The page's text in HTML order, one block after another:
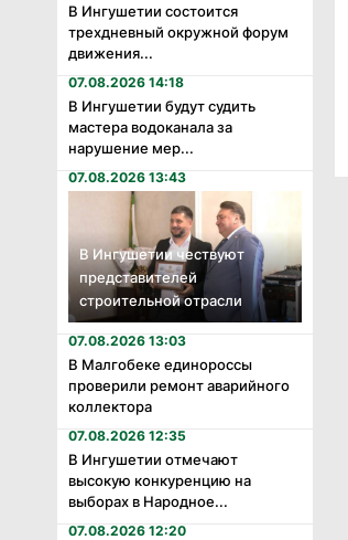
В Ингушетии состоится
трехдневный окружной форум
движения...
07.08.2026 14:18
В Ингушетии будут судить
мастера водоканала за
нарушение мер...
07.08.2026 13:43
В Ингушетии чествуют
представителей
строительной отрасли
07.08.2026 13:03
В Малгобеке единороссы
проверили ремонт аварийного
коллектора
07.08.2026 12:35
В Ингушетии отмечают
высокую конкуренцию на
выборах в Народное...
07.08.2026 12:20